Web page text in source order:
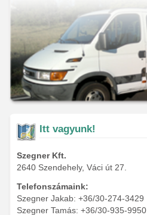
Itt vagyunk!
Szegner Kft.
2640 Szendehely, Váci út 27.
Telefonszámaink:
Szegner Jakab: +36/30-274-3429
Szegner Tamás: +36/30-935-9950